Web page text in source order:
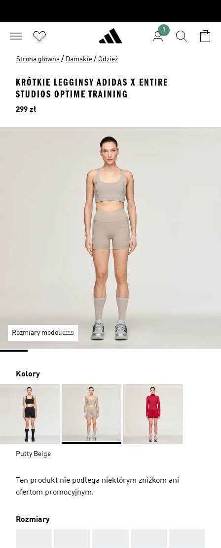
1
Strona główna / Damskie / Odzież
KRÓTKIE LEGGINSY ADIDAS X ENTIRE
STUDIOS OPTIME TRAINING
Cena
299 zł
Rozmiary modeli
Kolory
Putty Beige
Ten produkt nie podlega niektórym zniżkom ani
ofertom promocyjnym.
Rozmiary